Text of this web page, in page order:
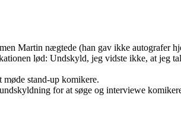
Martin nægtede (han gav ikke autografer
lød: Undskyld, jeg vidste ikke, at jeg
stand-up komikere.
for at søge og interviewe